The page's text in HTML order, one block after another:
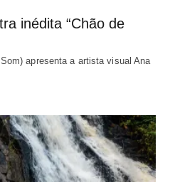
inédita “Chão de
apresenta a artista visual Ana